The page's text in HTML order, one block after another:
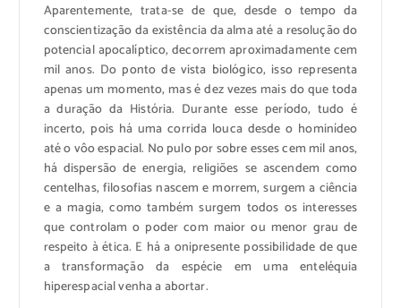
Aparentemente, trata-se de que, desde o tempo da
conscientização da existência da alma até a resolução do
potencial apocalíptico, decorrem aproximadamente cem
mil anos. Do ponto de vista biológico, isso representa
apenas um momento, mas é dez vezes mais do que toda
a duração da História. Durante esse período, tudo é
incerto, pois há uma corrida louca desde o hominídeo
até o vôo espacial. No pulo por sobre esses cem mil anos,
há dispersão de energia, religiões se ascendem como
centelhas, filosofias nascem e morrem, surgem a ciência
e a magia, como também surgem todos os interesses
que controlam o poder com maior ou menor grau de
respeito à ética. E há a onipresente possibilidade de que
a transformação da espécie em uma enteléquia
hiperespacial venha a abortar.